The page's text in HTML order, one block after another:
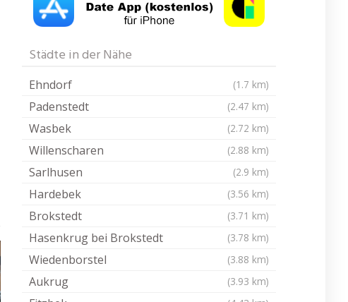
Städte in der Nähe
Ehndorf (1.7 km)
Padenstedt (2.47 km)
Wasbek (2.72 km)
Willenscharen (2.88 km)
Sarlhusen (2.9 km)
Hardebek (3.56 km)
Brokstedt (3.71 km)
Hasenkrug bei Brokstedt (3.78 km)
Wiedenborstel (3.88 km)
Aukrug (3.93 km)